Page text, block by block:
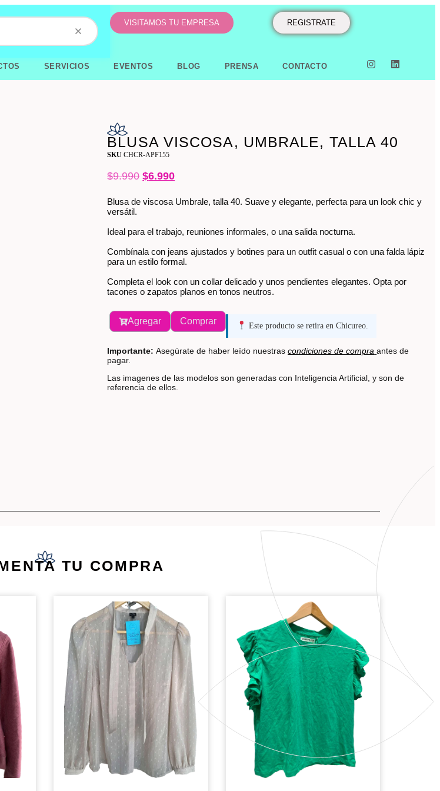
VISITAMOS TU EMPRESA REGISTRATE
SERVICIOS EVENTOS BLOG PRENSA CONTACTO
BLUSA VISCOSA, UMBRALE, TALLA 40
SKUCHCR-APF155
$9.990 $6.990
Blusa de viscosa Umbrale, talla 40. Suave y elegante, perfecta para un look chic y
versátil.
Ideal para el trabajo, reuniones informales, o una salida nocturna.
Combínala con jeans ajustados y botines para un outfit casual o con una falda lápiz
para un estilo formal.
Completa el look con un collar delicado y unos pendientes elegantes. Opta por
tacones o zapatos planos en tonos neutros.
Agregar Comprar Este producto se retira en Chicureo.
Importante: Asegúrate de haber leído nuestrascondiciones de compra antes de
pagar.
Las imagenes de las modelos son generadas con Inteligencia Artificial, y son de
referencia de ellos.
TU COMPRA